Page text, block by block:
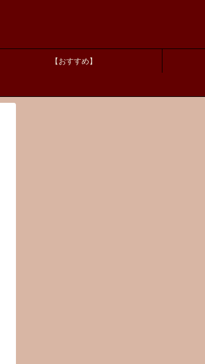
【おすすめ】